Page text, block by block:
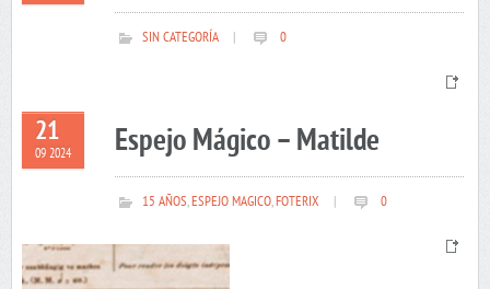
SIN CATEGORÍA 0
21
09 2024 Espejo Mágico – Matilde
15 AÑOS,ESPEJO MAGICO,FOTERIX 0